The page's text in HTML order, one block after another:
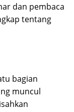
dan pembaca
tentang
bagian
muncul